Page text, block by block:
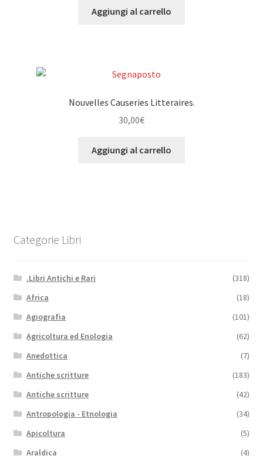
Aggiungi al carrello
Nouvelles Causeries Litteraires.
30,00€
Aggiungi al carrello
Categorie Libri
.Libri Antichi e Rari
(318)
Africa
(18)
Agiografia
(101)
Agricoltura ed Enologia
(62)
Anedottica
(7)
Antiche scritture
(183)
Antiche scritture
(42)
Antropologia - Etnologia
(34)
Apicoltura
(5)
Araldica
(4)